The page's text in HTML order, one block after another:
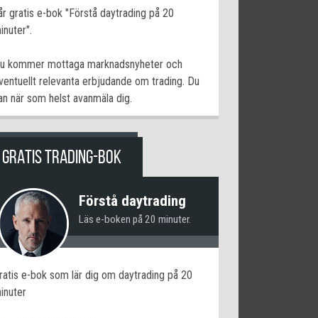
gratis e-bok "Förstå daytrading på 20
kommer mottaga marknadsnyheter och
relevanta erbjudande om trading. Du
när som helst avanmäla dig.
GRATIS TRADING-BOK
Förstå daytrading
Läs e-boken på 20 minuter.
e-bok som lär dig om daytrading på 20